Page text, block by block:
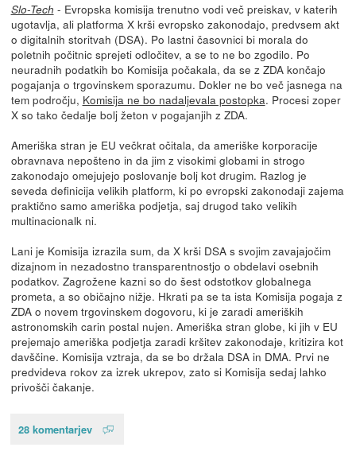
Slo-Tech - Evropska komisija trenutno vodi več preiskav, v katerih
ugotavlja, ali platforma X krši evropsko zakonodajo, predvsem akt
o digitalnih storitvah (DSA). Po lastni časovnici bi morala do
poletnih počitnic sprejeti odločitev, a se to ne bo zgodilo. Po
neuradnih podatkih bo Komisija počakala, da se z ZDA končajo
pogajanja o trgovinskem sporazumu. Dokler ne bo več jasnega na
tem področju, Komisija ne bo nadaljevala postopka. Procesi zoper
X so tako čedalje bolj žeton v pogajanjih z ZDA.
Ameriška stran je EU večkrat očitala, da ameriške korporacije
obravnava nepošteno in da jim z visokimi globami in strogo
zakonodajo omejujejo poslovanje bolj kot drugim. Razlog je
seveda definicija velikih platform, ki po evropski zakonodaji zajema
praktično samo ameriška podjetja, saj drugod tako velikih
multinacionalk ni.
Lani je Komisija izrazila sum, da X krši DSA s svojim zavajajočim
dizajnom in nezadostno transparentnostjo o obdelavi osebnih
podatkov. Zagrožene kazni so do šest odstotkov globalnega
prometa, a so običajno nižje. Hkrati pa se ta ista Komisija pogaja z
ZDA o novem trgovinskem dogovoru, ki je zaradi ameriških
astronomskih carin postal nujen. Ameriška stran globe, ki jih v EU
prejemajo ameriška podjetja zaradi kršitev zakonodaje, kritizira kot
davščine. Komisija vztraja, da se bo držala DSA in DMA. Prvi ne
predvideva rokov za izrek ukrepov, zato si Komisija sedaj lahko
privošči čakanje.
28 komentarjev